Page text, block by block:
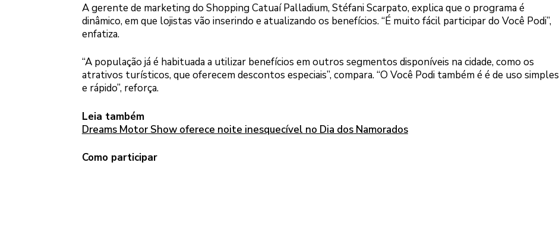
A gerente de marketing do Shopping Catuaí Palladium, Stéfani Scarpato, explica que o programa é
dinâmico, em que lojistas vão inserindo e atualizando os benefícios. “É muito fácil participar do Você Podi”,
enfatiza.
“A população já é habituada a utilizar benefícios em outros segmentos disponíveis na cidade, como os
atrativos turísticos, que oferecem descontos especiais”, compara. “O Você Podi também é é de uso simples
e rápido”, reforça.
Leia também
Dreams Motor Show oferece noite inesquecível no Dia dos Namorados
Como participar